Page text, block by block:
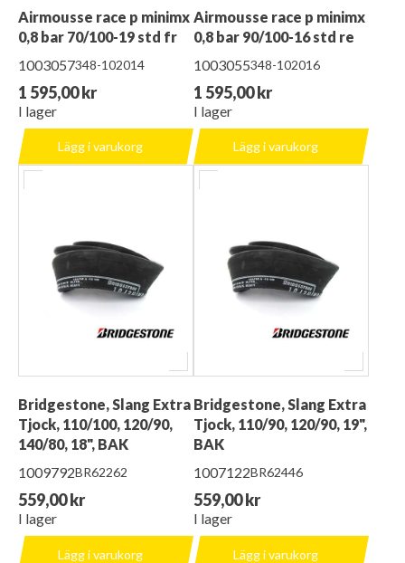
Airmousse race p minimx
0,8 bar 70/100-19 std fr
1003057348-102014
1 595,00 kr
I lager
Lägg i varukorg
Airmousse race p minimx
0,8 bar 90/100-16 std re
1003055348-102016
1 595,00 kr
I lager
Lägg i varukorg
Bridgestone, Slang Extra
Tjock, 110/100, 120/90,
140/80, 18", BAK
1009792BR62262
559,00 kr
I lager
Lägg i varukorg
Bridgestone, Slang Extra
Tjock, 110/90, 120/90, 19",
BAK
1007122BR62446
559,00 kr
I lager
Lägg i varukorg